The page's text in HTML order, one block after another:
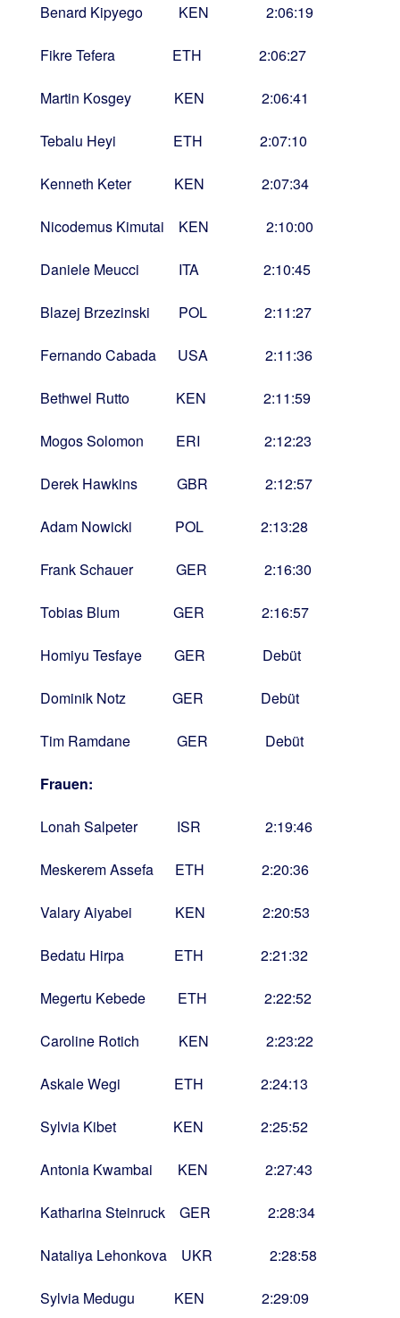
Benard Kipyego KEN 2:06:19
Fikre Tefera ETH 2:06:27
Martin Kosgey KEN 2:06:41
Tebalu Heyi ETH 2:07:10
Kenneth Keter KEN 2:07:34
Nicodemus Kimutai KEN 2:10:00
Daniele Meucci ITA 2:10:45
Blazej Brzezinski POL 2:11:27
Fernando Cabada USA 2:11:36
Bethwel Rutto KEN 2:11:59
Mogos Solomon ERI 2:12:23
Derek Hawkins GBR 2:12:57
Adam Nowicki POL 2:13:28
Frank Schauer GER 2:16:30
Tobias Blum GER 2:16:57
Homiyu Tesfaye GER Debüt
Dominik Notz GER Debüt
Tim Ramdane GER Debüt
Frauen:
Lonah Salpeter ISR 2:19:46
Meskerem Assefa ETH 2:20:36
Valary Aiyabei KEN 2:20:53
Bedatu Hirpa ETH 2:21:32
Megertu Kebede ETH 2:22:52
Caroline Rotich KEN 2:23:22
Askale Wegi ETH 2:24:13
Sylvia Kibet KEN 2:25:52
Antonia Kwambai KEN 2:27:43
Katharina Steinruck GER 2:28:34
Nataliya Lehonkova UKR 2:28:58
Sylvia Medugu KEN 2:29:09